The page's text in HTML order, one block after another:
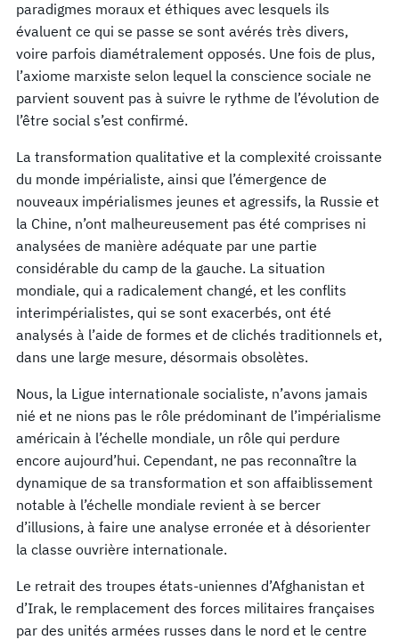
paradigmes moraux et éthiques avec lesquels ils
évaluent ce qui se passe se sont avérés très divers,
voire parfois diamétralement opposés. Une fois de plus,
l’axiome marxiste selon lequel la conscience sociale ne
parvient souvent pas à suivre le rythme de l’évolution de
l’être social s’est confirmé.
La transformation qualitative et la complexité croissante
du monde impérialiste, ainsi que l’émergence de
nouveaux impérialismes jeunes et agressifs, la Russie et
la Chine, n’ont malheureusement pas été comprises ni
analysées de manière adéquate par une partie
considérable du camp de la gauche. La situation
mondiale, qui a radicalement changé, et les conflits
interimpérialistes, qui se sont exacerbés, ont été
analysés à l’aide de formes et de clichés traditionnels et,
dans une large mesure, désormais obsolètes.
Nous, la Ligue internationale socialiste, n’avons jamais
nié et ne nions pas le rôle prédominant de l’impérialisme
américain à l’échelle mondiale, un rôle qui perdure
encore aujourd’hui. Cependant, ne pas reconnaître la
dynamique de sa transformation et son affaiblissement
notable à l’échelle mondiale revient à se bercer
d’illusions, à faire une analyse erronée et à désorienter
la classe ouvrière internationale.
Le retrait des troupes états-uniennes d’Afghanistan et
d’Irak, le remplacement des forces militaires françaises
par des unités armées russes dans le nord et le centre